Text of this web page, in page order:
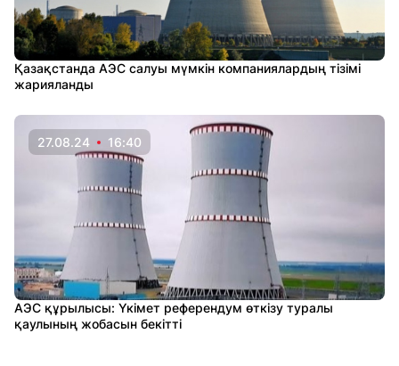
Қазақстанда АЭС салуы мүмкін компаниялардың тізімі
жарияланды
27.08.24 16:40
АЭС құрылысы: Үкімет референдум өткізу туралы
қаулының жобасын бекітті